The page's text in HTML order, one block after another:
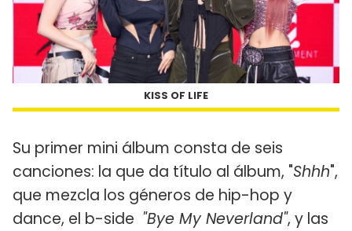
KISS OF LIFE
Su primer mini álbum consta de seis
canciones: la que da título al álbum, "Shhh",
que mezcla los géneros de hip-hop y
dance, el b-side "Bye My Neverland", y las